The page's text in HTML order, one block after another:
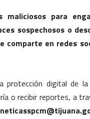
maliciosos para
sospechosos o
comparte en redes
protección digital de
o recibir reportes, a